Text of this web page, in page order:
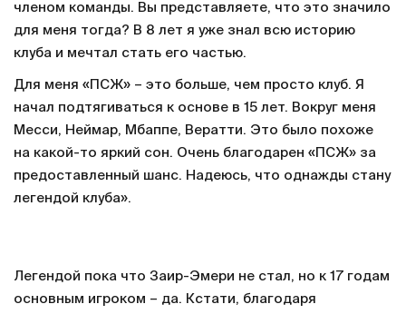
членом команды. Вы представляете, что это значило
для меня тогда? В 8 лет я уже знал всю историю
клуба и мечтал стать его частью.
Для меня «ПСЖ» – это больше, чем просто клуб. Я
начал подтягиваться к основе в 15 лет. Вокруг меня
Месси, Неймар, Мбаппе, Вератти. Это было похоже
на какой-то яркий сон. Очень благодарен «ПСЖ» за
предоставленный шанс. Надеюсь, что однажды стану
легендой клуба».
Легендой пока что Заир-Эмери не стал, но к 17 годам
основным игроком – да. Кстати, благодаря